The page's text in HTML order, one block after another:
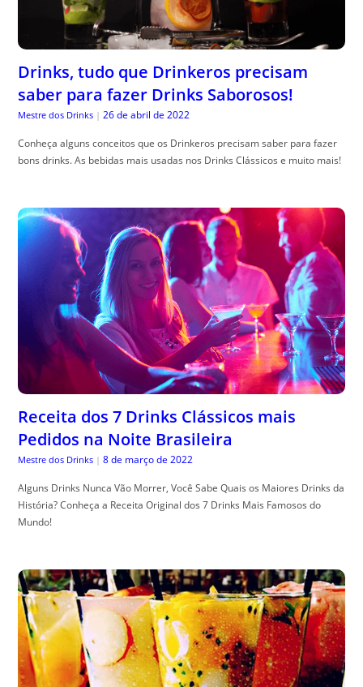
Drinks, tudo que Drinkeros precisam
saber para fazer Drinks Saborosos!
Mestre dos Drinks | 26 de abril de 2022
Conheça alguns conceitos que os Drinkeros precisam saber para fazer
bons drinks. As bebidas mais usadas nos Drinks Clássicos e muito mais!
Receita dos 7 Drinks Clássicos mais
Pedidos na Noite Brasileira
Mestre dos Drinks | 8 de março de 2022
Alguns Drinks Nunca Vão Morrer, Você Sabe Quais os Maiores Drinks da
História? Conheça a Receita Original dos 7 Drinks Mais Famosos do
Mundo!